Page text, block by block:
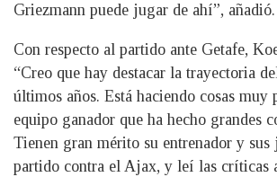
Griezmann puede jugar de ahí”, añadió.
Con respecto al partido ante Getafe,
“Creo que hay destacar la trayectoria
últimos años. Está haciendo cosas muy
equipo ganador que ha hecho grandes
Tienen gran mérito su entrenador y
partido contra el Ajax, y leí las críticas